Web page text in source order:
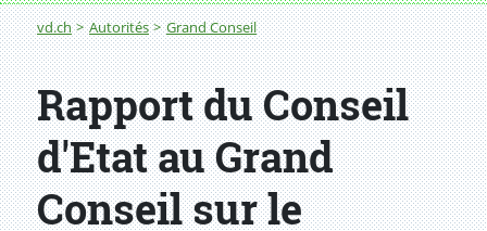
Fil d'Ariane
vd.ch Autorités Grand Conseil
Rapport du Conseil
d'Etat au Grand
Conseil sur le